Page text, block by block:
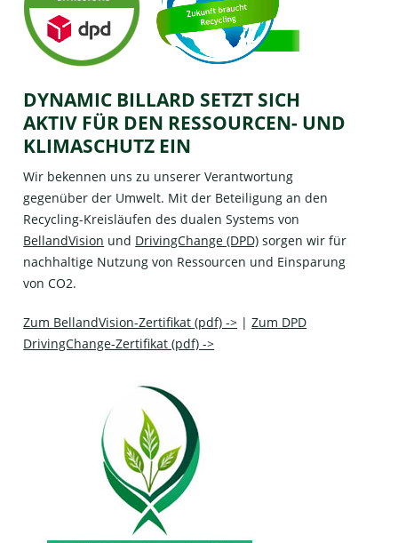
DYNAMIC BILLARD SETZT SICH
AKTIV FÜR DEN RESSOURCEN- UND
KLIMASCHUTZ EIN
Wir bekennen uns zu unserer Verantwortung
gegenüber der Umwelt. Mit der Beteiligung an den
Recycling-Kreisläufen des dualen Systems von
BellandVision und DrivingChange (DPD) sorgen wir für
nachhaltige Nutzung von Ressourcen und Einsparung
von CO2.
Zum BellandVision-Zertifikat (pdf) -> |Zum DPD
DrivingChange-Zertifikat (pdf) ->